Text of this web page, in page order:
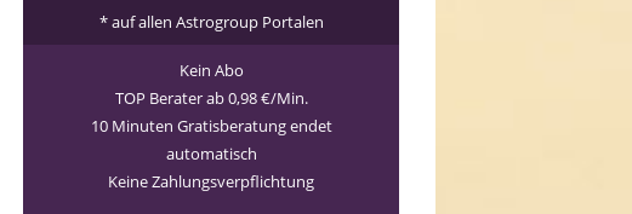
* auf allen Astrogroup Portalen
Kein Abo
TOP Berater ab 0,98 €/Min.
10 Minuten Gratisberatung endet
automatisch
Keine Zahlungsverpflichtung